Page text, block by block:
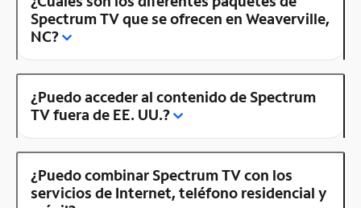
Spectrum TV que se ofrecen en Weaverville,
NC?
¿Puedo acceder al contenido de Spectrum
TV fuera de EE. UU.?
¿Puedo combinar Spectrum TV con los
servicios de Internet, teléfono residencial y